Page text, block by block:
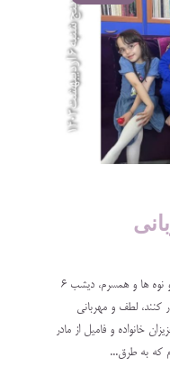
به جای۵ اردیبهشت، دخترها، دامادها و نوه ها و همسرم، دیشب ۶
کنند، لطف و مهربانی
خانواده و فامیل از مادر
که به طرق...